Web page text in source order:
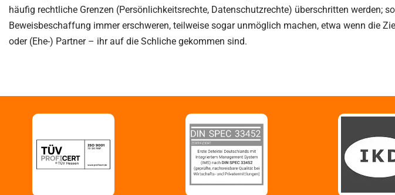
häufig rechtliche Grenzen (Persönlichkeitsrechte, Datenschutzrechte) überschritten
Beweisbeschaffung immer erschweren, teilweise sogar unmöglich machen, etwa wenn die
oder (Ehe-) Partner – ihr auf die Schliche gekommen sind.